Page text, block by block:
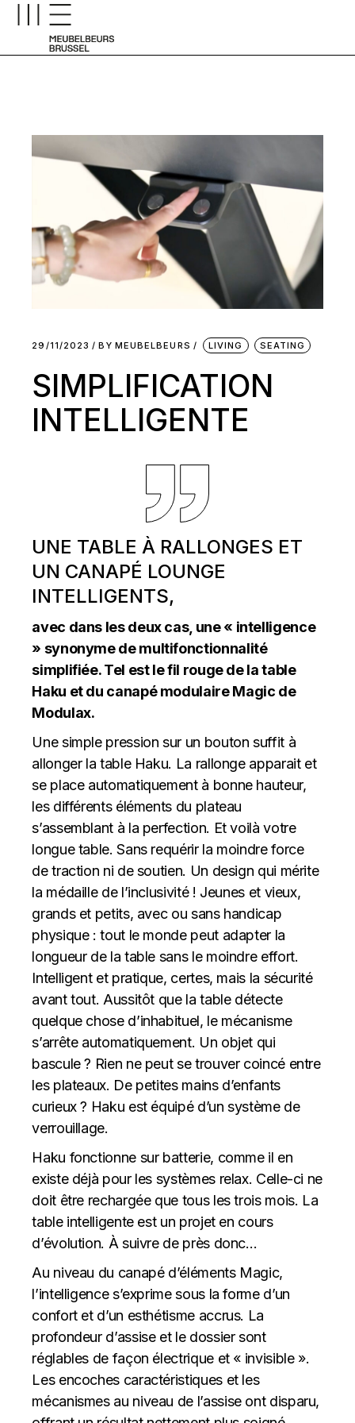
29/11/2023 BY MEUBELBEURS LIVING SEATING
SIMPLIFICATION
INTELLIGENTE
UNE TABLE À RALLONGES ET
UN CANAPÉ LOUNGE
INTELLIGENTS,
avec dans les deux cas, une « intelligence
» synonyme de multifonctionnalité
simplifiée. Tel est le fil rouge de la table
Haku et du canapé modulaire Magic de
Modulax.
Une simple pression sur un bouton suffit à
allonger la table Haku. La rallonge apparait et
se place automatiquement à bonne hauteur,
les différents éléments du plateau
s’assemblant à la perfection. Et voilà votre
longue table. Sans requérir la moindre force
de traction ni de soutien. Un design qui mérite
la médaille de l’inclusivité ! Jeunes et vieux,
grands et petits, avec ou sans handicap
physique : tout le monde peut adapter la
longueur de la table sans le moindre effort.
Intelligent et pratique, certes, mais la sécurité
avant tout. Aussitôt que la table détecte
quelque chose d’inhabituel, le mécanisme
s’arrête automatiquement. Un objet qui
bascule ? Rien ne peut se trouver coincé entre
les plateaux. De petites mains d’enfants
curieux ? Haku est équipé d’un système de
verrouillage.
Haku fonctionne sur batterie, comme il en
existe déjà pour les systèmes relax. Celle-ci ne
doit être rechargée que tous les trois mois. La
table intelligente est un projet en cours
d’évolution. À suivre de près donc…
Au niveau du canapé d’éléments Magic,
l’intelligence s’exprime sous la forme d’un
confort et d’un esthétisme accrus. La
profondeur d’assise et le dossier sont
réglables de façon électrique et « invisible ».
Les encoches caractéristiques et les
mécanismes au niveau de l’assise ont disparu,